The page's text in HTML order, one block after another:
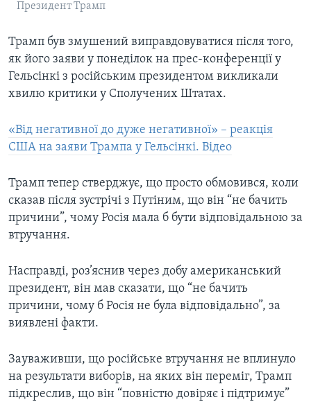
Президент Трамп
Трамп був змушений виправдовуватися після того,
як його заяви у понеділок на прес-конференції у
Гельсінкі з російським президентом викликали
хвилю критики у Сполучених Штатах.
«Від негативної до дуже негативної» – реакція
США на заяви Трампа у Гельсінкі. Відео
Трамп тепер стверджує, що просто обмовився, коли
сказав після зустрічі з Путіним, що він “не бачить
причини”, чому Росія мала б бути відповідальною за
втручання.
Насправді, роз’яснив через добу американський
президент, він мав сказати, що “не бачить
причини, чому б Росія не була відповідально”, за
виявлені факти.
Зауваживши, що російське втручання не вплинуло
на результати виборів, на яких він переміг, Трамп
підкреслив, що він “повністю довіряє і підтримує”